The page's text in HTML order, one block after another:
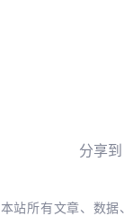
分享到
本站所有文章、数据